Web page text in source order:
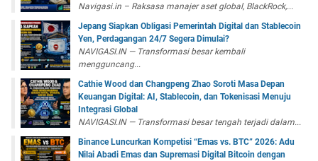
Navigasi.in – Raksasa manajer aset global, BlackRock,...
Jepang Siapkan Obligasi Pemerintah Digital dan Stablecoin
Yen, Perdagangan 24/7 Segera Dimulai?
NAVIGASI.IN — Transformasi besar kembali
mengguncang...
Cathie Wood dan Changpeng Zhao Soroti Masa Depan
Keuangan Digital: AI, Stablecoin, dan Tokenisasi Menuju
Integrasi Global
NAVIGASI.IN — Transformasi besar tengah terjadi dalam...
Binance Luncurkan Kompetisi “Emas vs. BTC” 2026: Adu
Nilai Abadi Emas dan Supremasi Digital Bitcoin dengan